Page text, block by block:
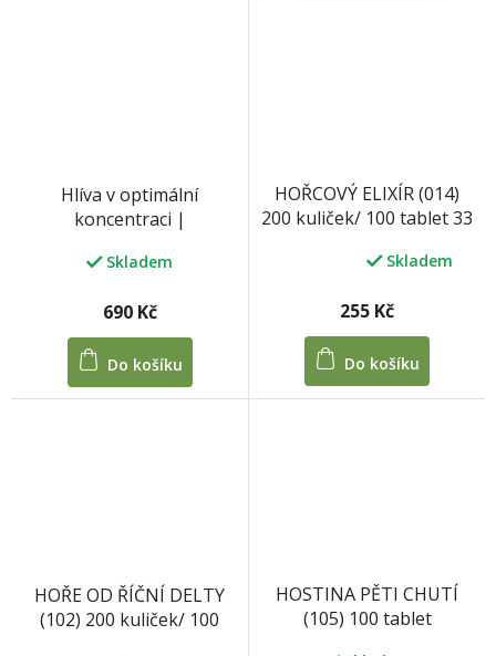
Hlíva v optimální
koncentraci |
Skladem
690 Kč
Do košíku
HOŘCOVÝ ELIXÍR (014)
200 kuliček/ 100 tablet 33
Skladem
255 Kč
Do košíku
HOŘE OD ŘÍČNÍ DELTY
(102) 200 kuliček/ 100
HOSTINA PĚTI CHUTÍ
(105) 100 tablet